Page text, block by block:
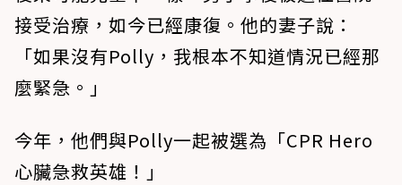
接受治療，如今已經康復。他的妻子說：
「如果沒有Polly，我根本不知道情況已經那
麼緊急。」
今年，他們與Polly一起被選為「CPR Hero
心臟急救英雄！」